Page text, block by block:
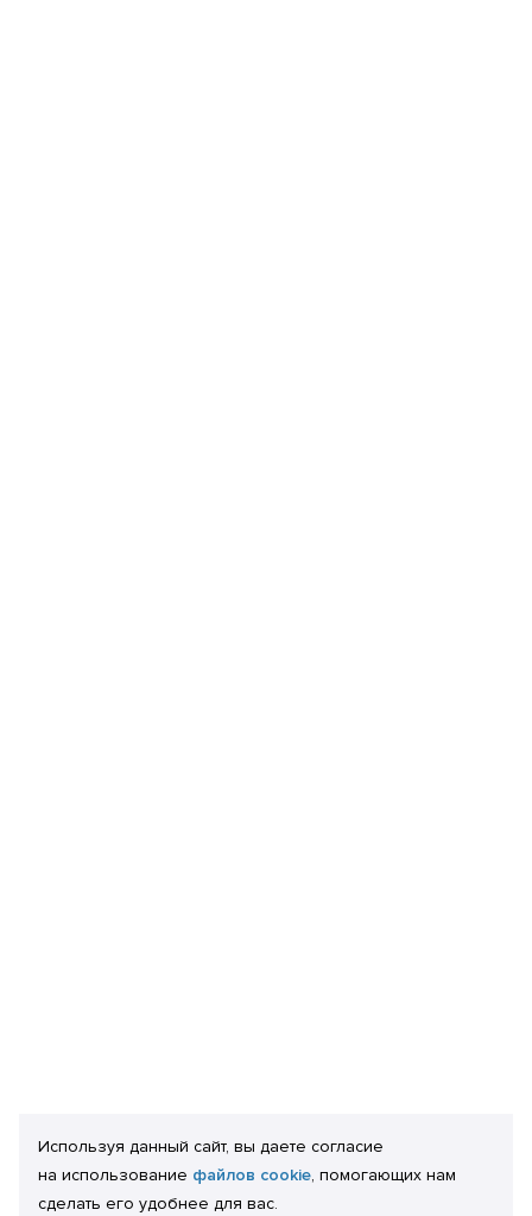
Используя данный сайт, вы даете согласие
на использование файлов cookie, помогающих нам
сделать его удобнее для вас.